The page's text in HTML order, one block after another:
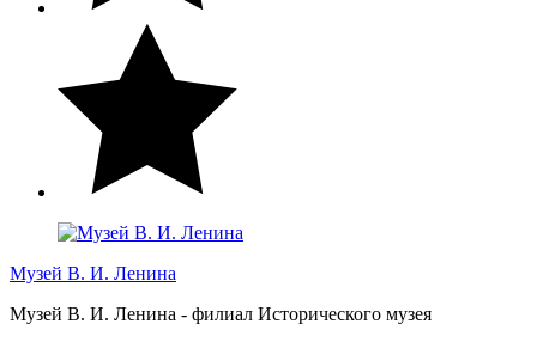
Музей В. И. Ленина
Музей В. И. Ленина - филиал Исторического музея